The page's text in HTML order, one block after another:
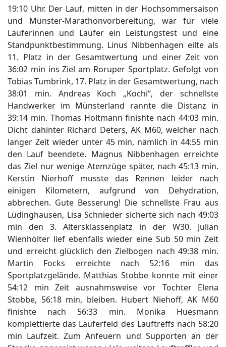
19:10 Uhr. Der Lauf, mitten in der Hochsommersaison
und Münster-Marathonvorbereitung, war für viele
Läuferinnen und Läufer ein Leistungstest und eine
Standpunktbestimmung. Linus Nibbenhagen eilte als
11. Platz in der Gesamtwertung und einer Zeit von
36:02 min ins Ziel am Roruper Sportplatz. Gefolgt von
Tobias Tumbrink, 17. Platz in der Gesamtwertung, nach
38:01 min. Andreas Koch „Kochi“, der schnellste
Handwerker im Münsterland rannte die Distanz in
39:14 min. Thomas Holtmann finishte nach 44:03 min.
Dicht dahinter Richard Deters, AK M60, welcher nach
langer Zeit wieder unter 45 min, nämlich in 44:55 min
den Lauf beendete. Magnus Nibbenhagen erreichte
das Ziel nur wenige Atemzüge später, nach 45:13 min.
Kerstin Nierhoff musste das Rennen leider nach
einigen Kilometern, aufgrund von Dehydration,
abbrechen. Gute Besserung! Die schnellste Frau aus
Lüdinghausen, Lisa Schnieder sicherte sich nach 49:03
min den 3. Altersklassenplatz in der W30. Julian
Wienhölter lief ebenfalls wieder eine Sub 50 min Zeit
und erreicht glücklich den Zielbogen nach 49:38 min.
Martin Focks erreichte nach 52:16 min das
Sportplatzgelände. Matthias Stobbe konnte mit einer
54:12 min Zeit ausnahmsweise vor Tochter Elena
Stobbe, 56:18 min, bleiben. Hubert Niehoff, AK M60
finishte nach 56:33 min. Monika Huesmann
komplettierte das Läuferfeld des Lauftreffs nach 58:20
min Laufzeit. Zum Anfeuern und Supporten an der